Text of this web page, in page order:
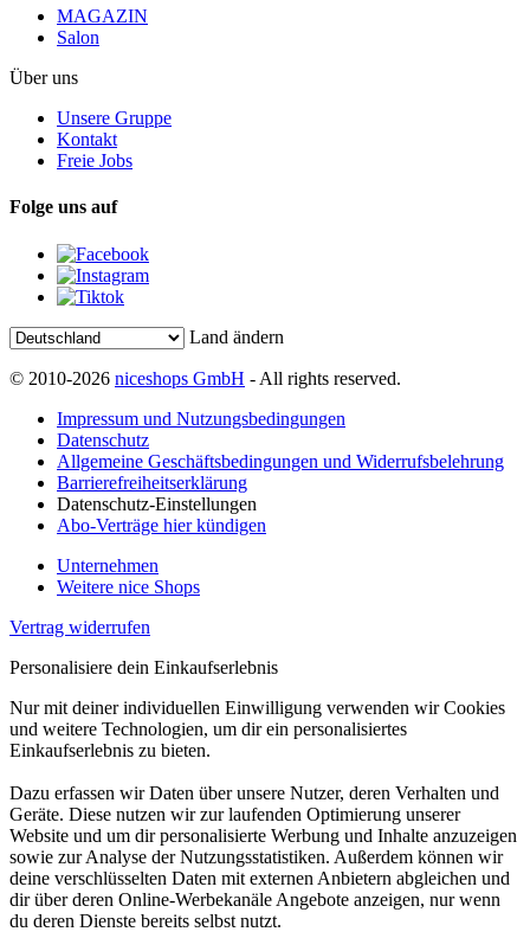
MAGAZIN
Salon
Über uns
Unsere Gruppe
Kontakt
Freie Jobs
Folge uns auf
Land ändern
© 2010-2026 niceshops GmbH - All rights reserved.
Impressum und Nutzungsbedingungen
Datenschutz
Allgemeine Geschäftsbedingungen und Widerrufsbelehrung
Barrierefreiheitserklärung
Datenschutz-Einstellungen
Abo-Verträge hier kündigen
Unternehmen
Weitere nice Shops
Vertrag widerrufen
Personalisiere dein Einkaufserlebnis
Nur mit deiner individuellen Einwilligung verwenden wir Cookies
und weitere Technologien, um dir ein personalisiertes
Einkaufserlebnis zu bieten.
Dazu erfassen wir Daten über unsere Nutzer, deren Verhalten und
Geräte. Diese nutzen wir zur laufenden Optimierung unserer
Website und um dir personalisierte Werbung und Inhalte anzuzeigen
sowie zur Analyse der Nutzungsstatistiken. Außerdem können wir
deine verschlüsselten Daten mit externen Anbietern abgleichen und
dir über deren Online-Werbekanäle Angebote anzeigen, nur wenn
du deren Dienste bereits selbst nutzt.